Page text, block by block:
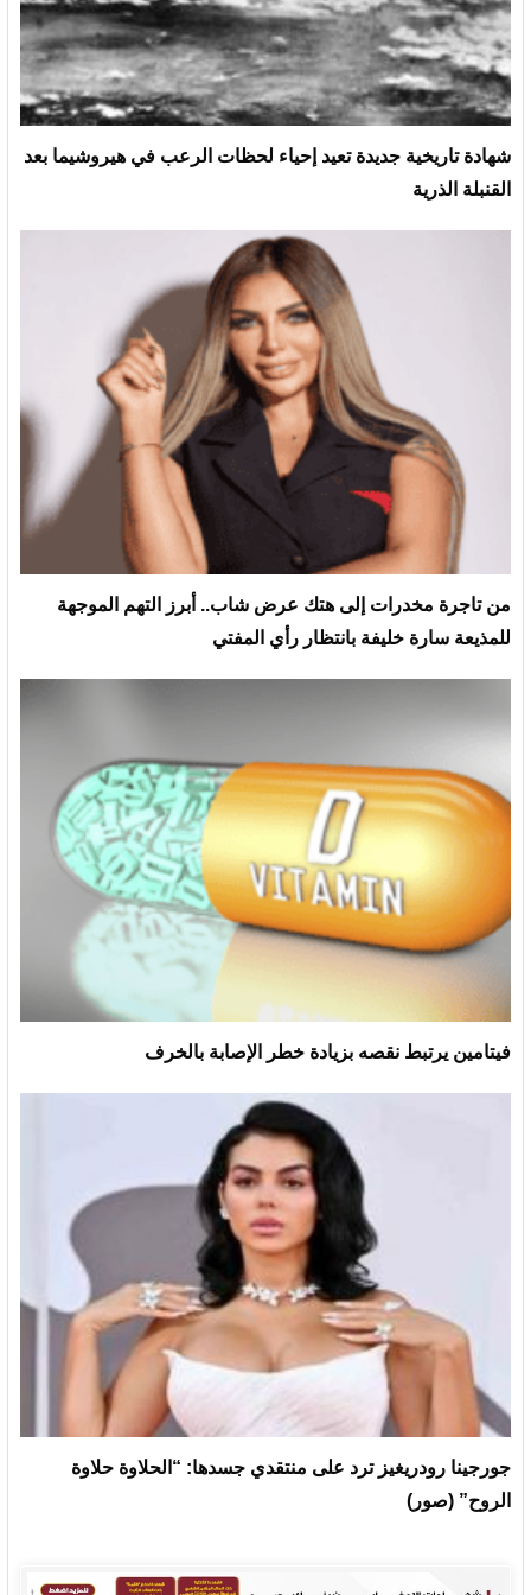
شهادة تاريخية جديدة تعيد إحياء لحظات الرعب في هيروشيما بعد
القنبلة الذرية
من تاجرة مخدرات إلى هتك عرض شاب.. أبرز التهم الموجهة
للمذيعة سارة خليفة بانتظار رأي المفتي
فيتامين يرتبط نقصه بزيادة خطر الإصابة بالخرف
جورجينا رودريغيز ترد على منتقدي جسدها: “الحلاوة حلاوة
الروح” (صور)